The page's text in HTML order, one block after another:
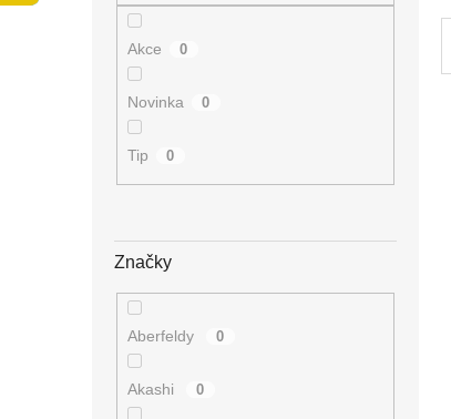
Akce 0
Novinka 0
Tip 0
Značky
Aberfeldy 0
Akashi 0